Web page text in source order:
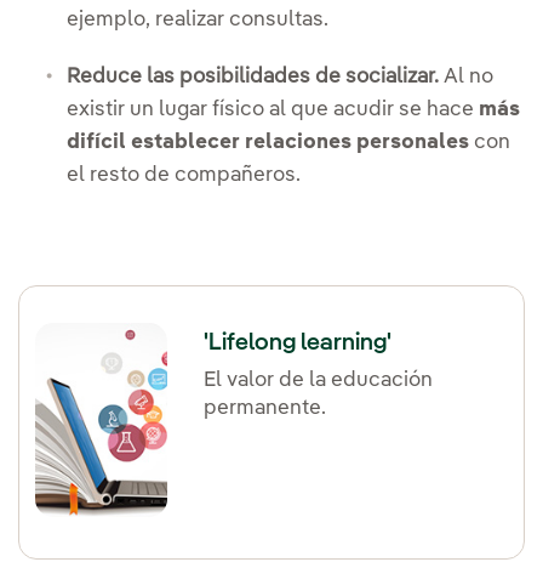
ejemplo, realizar consultas.
Reduce las posibilidades de socializar. Al no
existir un lugar físico al que acudir se hace más
difícil establecer relaciones personales con
el resto de compañeros.
'Lifelong learning'
El valor de la educación
permanente.